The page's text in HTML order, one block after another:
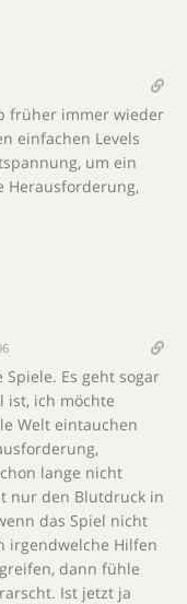
früher immer wieder
einfachen Levels
um ein
Herausforderung,
Es geht sogar
ist, ich möchte
Welt eintauchen
lange nicht
nur den Blutdruck in
das Spiel nicht
irgendwelche Hilfen
dann fühle
Ist jetzt ja